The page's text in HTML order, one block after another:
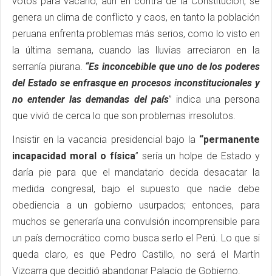
genera un clima de conflicto y caos, en tanto la población
peruana enfrenta problemas más serios, como lo visto en
la última semana, cuando las lluvias arreciaron en la
serranía piurana. “Es inconcebible que uno de los poderes
del Estado se enfrasque en procesos inconstitucionales y
no entender las demandas del país” indica una persona
que vivió de cerca lo que son problemas irresolutos.
Insistir en la vacancia presidencial bajo la “permanente
incapacidad moral o física” sería un holpe de Estado y
daría pie para que el mandatario decida desacatar la
medida congresal, bajo el supuesto que nadie debe
obediencia a un gobierno usurpados; entonces, para
muchos se generaría una convulsión incomprensible para
un país democrático como busca serlo el Perú. Lo que si
queda claro, es que Pedro Castillo, no será el Martín
Vizcarra que decidió abandonar Palacio de Gobierno.